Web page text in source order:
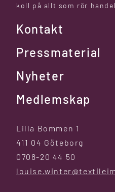
koll på allt som rör
Kontakt
Pressmaterial
Nyheter
Medlemskap
Lilla Bommen 1
411 04 Göteborg
0708-20 44 50